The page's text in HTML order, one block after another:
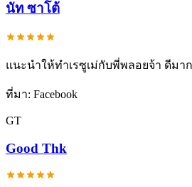
นัท ซาโต้
แนะนำให้ทำเรซูเม่กับพี่พลอยจ้า ดีมาก
ที่มา: Facebook
GT
Good Thk